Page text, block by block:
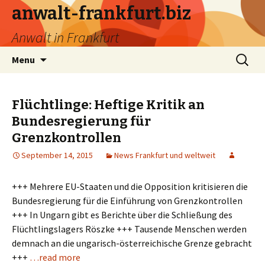
anwalt-frankfurt.biz
Anwalt in Frankfurt
Menu
Search
for:
Flüchtlinge: Heftige Kritik an
Bundesregierung für
Grenzkontrollen
September 14, 2015 News Frankfurt und weltweit
+++ Mehrere EU-Staaten und die Opposition kritisieren die
Bundesregierung für die Einführung von Grenzkontrollen
+++ In Ungarn gibt es Berichte über die Schließung des
Flüchtlingslagers Röszke +++ Tausende Menschen werden
demnach an die ungarisch-österreichische Grenze gebracht
+++ …read more